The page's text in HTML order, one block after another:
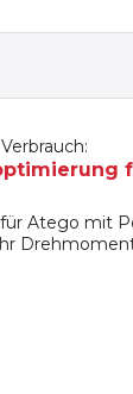
Atego mit